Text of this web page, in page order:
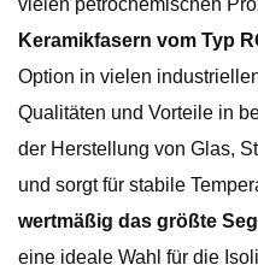
vielen petrochemischen
Keramikfasern vom Typ
Option in vielen
Qualitäten und Vorteile in
der Herstellung von Glas,
und sorgt für stabile
wertmäßig das größte
eine ideale Wahl für die